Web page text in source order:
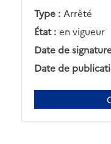
Type : Arrêté
État : en vigueur
Date de
Date de